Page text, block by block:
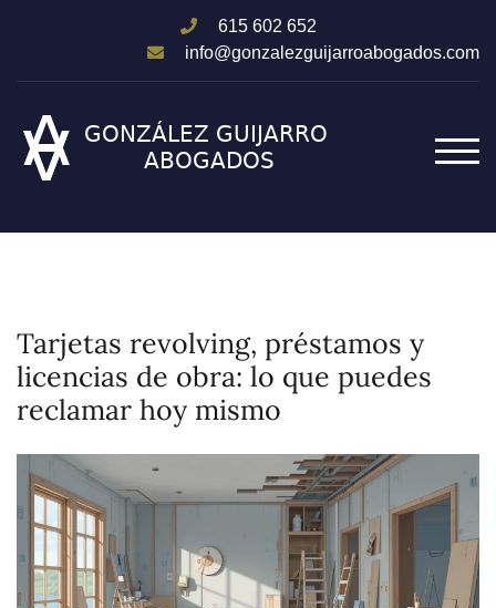
615 602 652
info@gonzalezguijarroabogados.com
Tarjetas revolving, préstamos y
licencias de obra: lo que puedes
reclamar hoy mismo